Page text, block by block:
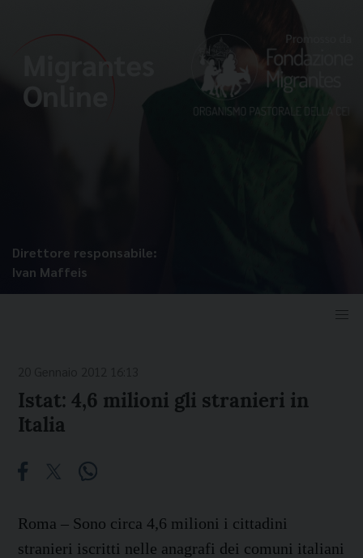
Direttore responsabile:
Ivan Maffeis
Istat: 4,6 milioni gli stranieri in
Italia
Roma – Sono circa 4,6 milioni i cittadini
stranieri iscritti nelle anagrafi dei comuni italiani